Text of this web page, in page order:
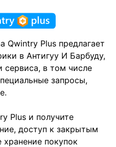
Qwintry Plus предлагает
в Антигуу И Барбуду,
сервиса, в том числе
запросы,
Plus и получите
доступ к закрытым
покупок